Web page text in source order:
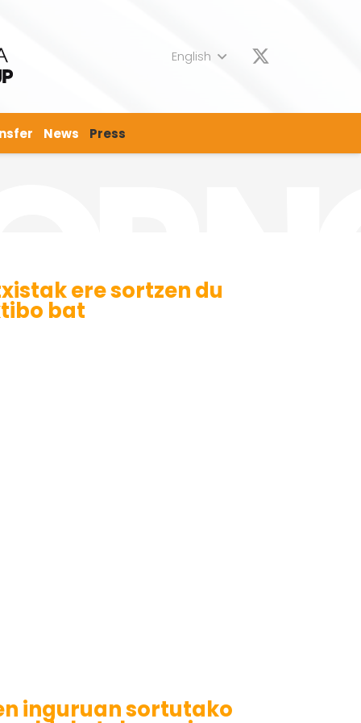
English
News Press
ere sortzen du
bat
inguruan sortutako